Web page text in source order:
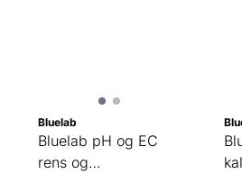
Bluelab
Bluelab pH og EC
rens og